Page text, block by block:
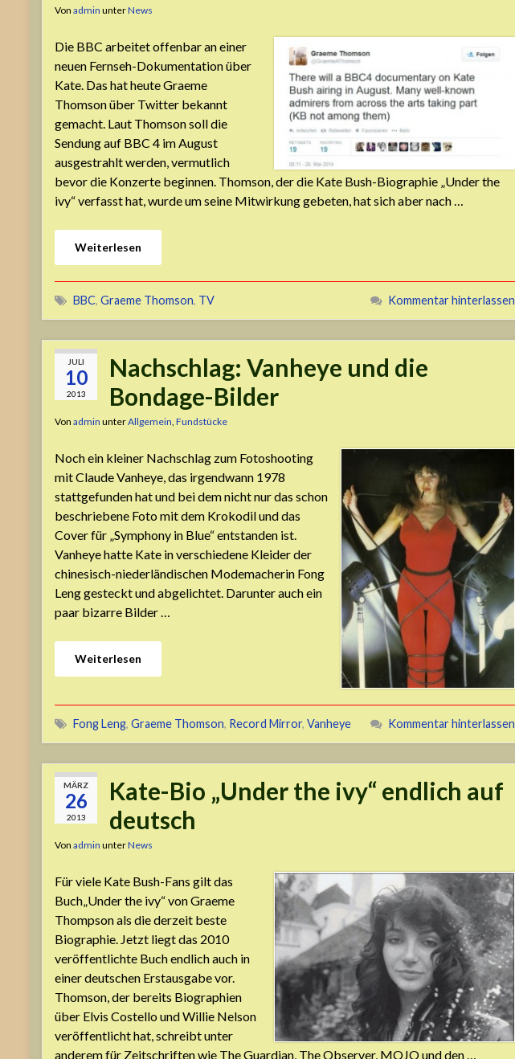
Von admin unterNews
Die BBC arbeitet offenbar an einer
neuen Fernseh-Dokumentation über
Kate. Das hat heute Graeme
Thomson über Twitter bekannt
gemacht. Laut Thomson soll die
Sendung auf BBC 4 im August
ausgestrahlt werden, vermutlich
bevor die Konzerte beginnen. Thomson, der die Kate Bush-Biographie „Under the
ivy“ verfasst hat, wurde um seine Mitwirkung gebeten, hat sich aber nach …
Weiterlesen
BBC, Graeme Thomson, TV Kommentar hinterlassen
JULI
10
2013
Nachschlag: Vanheye und die
Bondage-Bilder
Von admin unterAllgemein, Fundstücke
Noch ein kleiner Nachschlag zum Fotoshooting
mit Claude Vanheye, das irgendwann 1978
stattgefunden hat und bei dem nicht nur das schon
beschriebene Foto mit dem Krokodil und das
Cover für „Symphony in Blue“ entstanden ist.
Vanheye hatte Kate in verschiedene Kleider der
chinesisch-niederländischen Modemacherin Fong
Leng gesteckt und abgelichtet. Darunter auch ein
paar bizarre Bilder …
Weiterlesen
Fong Leng, Graeme Thomson, Record Mirror, Vanheye Kommentar hinterlassen
MÄRZ
26
2013
Kate-Bio „Under the ivy“ endlich auf
deutsch
Von admin unterNews
Für viele Kate Bush-Fans gilt das
Buch„Under the ivy“ von Graeme
Thompson als die derzeit beste
Biographie. Jetzt liegt das 2010
veröffentlichte Buch endlich auch in
einer deutschen Erstausgabe vor.
Thomson, der bereits Biographien
über Elvis Costello und Willie Nelson
veröffentlicht hat, schreibt unter
anderem für Zeitschriften wie The Guardian, The Observer, MOJO und den …